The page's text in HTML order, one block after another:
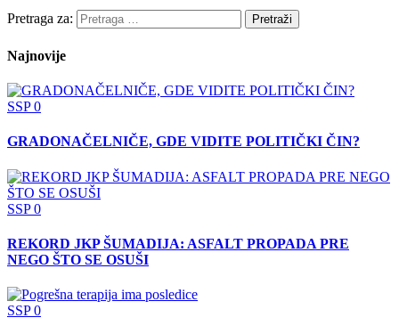
Pretraga za:
Najnovije
SSP0
GRADONAČELNIČE, GDE VIDITE POLITIČKI ČIN?
SSP0
REKORD JKP ŠUMADIJA: ASFALT PROPADA PRE
NEGO ŠTO SE OSUŠI
SSP0